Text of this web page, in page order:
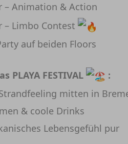
– Animation & Action
– Limbo Contest
auf beiden Floors
PLAYA FESTIVAL
:
mitten in
& coole Drinks
Lebensgefühl pur